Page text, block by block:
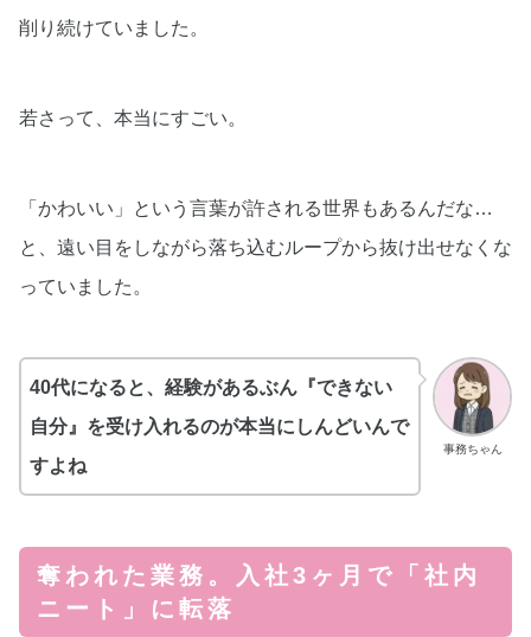
削り続けていました。
若さって、本当にすごい。
「かわいい」という言葉が許される世界もあるんだな…
と、遠い目をしながら落ち込むループから抜け出せなくな
っていました。
事務ちゃん
40代になると、経験があるぶん『できない
自分』を受け入れるのが本当にしんどいんで
すよね
奪われた業務。入社3ヶ月で「社内
ニート」に転落